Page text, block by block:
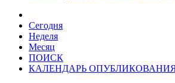
Сегодня
Неделя
Месяц
ПОИСК
КАЛЕНДАРЬ